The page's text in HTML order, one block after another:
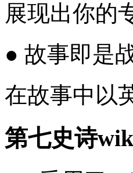
展现出你的
● 故事即是
在故事中以
第七史诗